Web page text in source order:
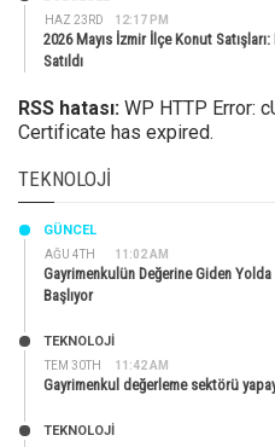
HAZ 23RD 12:17 PM
2026 Mayıs İzmir İlçe Konut
Satıldı
RSS hatası: WP HTTP Error:
Certificate has expired.
TEKNOLOJI
AĞU 4TH 11:02 AM
GÜNCEL
Gayrimenkulün Değerine Giden
Başlıyor
TEM 30TH 11:42 AM
TEKNOLOJİ
Gayrimenkul değerleme sektörü
TEKNOLOJİ